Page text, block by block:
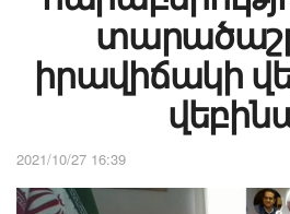
իրավիճակի
2021/10/27 16:39